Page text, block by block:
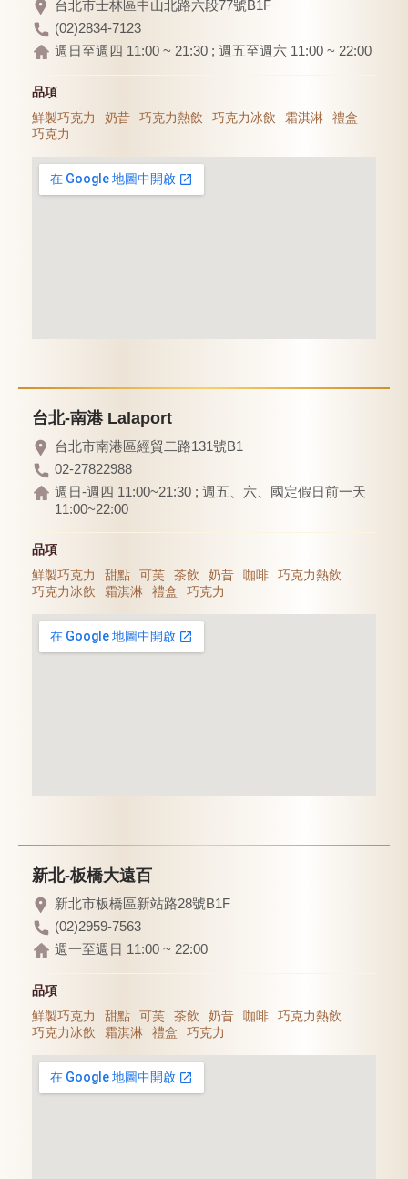
台北市士林區中山北路六段77號B1F
(02)2834-7123
週日至週四 11:00 ~ 21:30 ; 週五至週六 11:00 ~ 22:00
品項
鮮製巧克力
奶昔 巧克力熱飲 巧克力冰飲 霜淇淋
禮盒
巧克力
台北-南港 Lalaport
台北市南港區經貿二路131號B1
02-27822988
週日-週四 11:00~21:30 ; 週五、六、國定假日前一天
11:00~22:00
品項
鮮製巧克力
甜點 可芙 茶飲 奶昔 咖啡
巧克力熱飲
巧克力冰飲
霜淇淋 禮盒 巧克力
新北-板橋大遠百
新北市板橋區新站路28號B1F
(02)2959-7563
週一至週日 11:00 ~ 22:00
品項
鮮製巧克力
甜點 可芙 茶飲 奶昔 咖啡
巧克力熱飲
巧克力冰飲
霜淇淋 禮盒 巧克力